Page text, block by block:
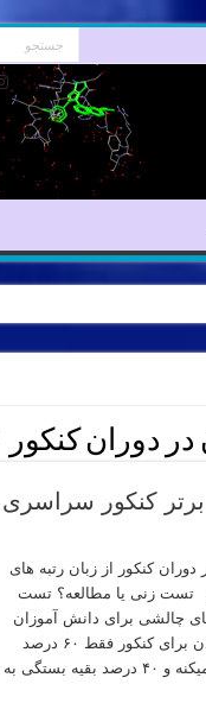
دوران کنکور
کنکور سراسری
کنکور از زبان رتبه های
تست زنی یا مطالعه؟ تست
چالشی برای دانش آموزان
کنکوریه و درس خوندن برای کنکور فقط ۶۰ درصد
موفقیتت رو تضمین میکنه و ۴۰ درصد بقیه بستگی به